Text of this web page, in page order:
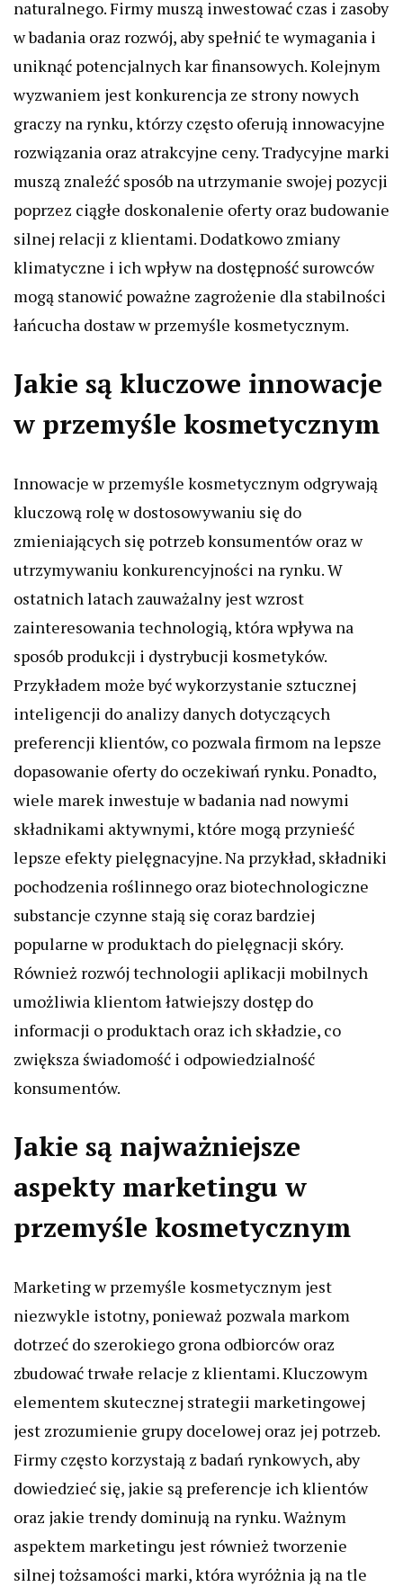
naturalnego. Firmy muszą inwestować czas i zasoby
w badania oraz rozwój, aby spełnić te wymagania i
uniknąć potencjalnych kar finansowych. Kolejnym
wyzwaniem jest konkurencja ze strony nowych
graczy na rynku, którzy często oferują innowacyjne
rozwiązania oraz atrakcyjne ceny. Tradycyjne marki
muszą znaleźć sposób na utrzymanie swojej pozycji
poprzez ciągłe doskonalenie oferty oraz budowanie
silnej relacji z klientami. Dodatkowo zmiany
klimatyczne i ich wpływ na dostępność surowców
mogą stanowić poważne zagrożenie dla stabilności
łańcucha dostaw w przemyśle kosmetycznym.
Jakie są kluczowe innowacje
w przemyśle kosmetycznym
Innowacje w przemyśle kosmetycznym odgrywają
kluczową rolę w dostosowywaniu się do
zmieniających się potrzeb konsumentów oraz w
utrzymywaniu konkurencyjności na rynku. W
ostatnich latach zauważalny jest wzrost
zainteresowania technologią, która wpływa na
sposób produkcji i dystrybucji kosmetyków.
Przykładem może być wykorzystanie sztucznej
inteligencji do analizy danych dotyczących
preferencji klientów, co pozwala firmom na lepsze
dopasowanie oferty do oczekiwań rynku. Ponadto,
wiele marek inwestuje w badania nad nowymi
składnikami aktywnymi, które mogą przynieść
lepsze efekty pielęgnacyjne. Na przykład, składniki
pochodzenia roślinnego oraz biotechnologiczne
substancje czynne stają się coraz bardziej
popularne w produktach do pielęgnacji skóry.
Również rozwój technologii aplikacji mobilnych
umożliwia klientom łatwiejszy dostęp do
informacji o produktach oraz ich składzie, co
zwiększa świadomość i odpowiedzialność
konsumentów.
Jakie są najważniejsze
aspekty marketingu w
przemyśle kosmetycznym
Marketing w przemyśle kosmetycznym jest
niezwykle istotny, ponieważ pozwala markom
dotrzeć do szerokiego grona odbiorców oraz
zbudować trwałe relacje z klientami. Kluczowym
elementem skutecznej strategii marketingowej
jest zrozumienie grupy docelowej oraz jej potrzeb.
Firmy często korzystają z badań rynkowych, aby
dowiedzieć się, jakie są preferencje ich klientów
oraz jakie trendy dominują na rynku. Ważnym
aspektem marketingu jest również tworzenie
silnej tożsamości marki, która wyróżnia ją na tle